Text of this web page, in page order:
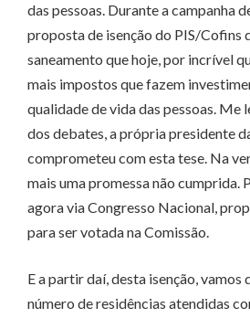
das pessoas. Durante a campanha
proposta de isenção do PIS/Cofins
saneamento que hoje, por incrível
mais impostos que fazem
qualidade de vida das pessoas. Me
dos debates, a própria presidente
comprometeu com esta tese. Na
mais uma promessa não cumprida.
agora via Congresso Nacional,
para ser votada na Comissão.
E a partir daí, desta isenção, vamos
número de residências atendidas